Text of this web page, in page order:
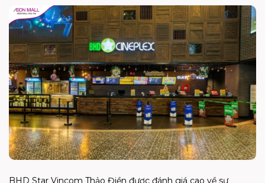
BHD Star Vincom Thảo Điền được đánh giá cao về sự